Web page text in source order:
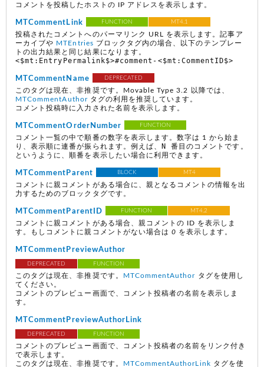
コメントを投稿したホストの IP アドレスを表示します。
MTCommentLink FUNCTION MT4.1
投稿されたコメントへのパーマリンク URL を表示します。記事ア
ーカイブや MTEntries ブロックタグ内の場合、以下のテンプレー
トの出力結果と同じ結果になります。
<$mt:EntryPermalink$>#comment-<$mt:CommentID$>
MTCommentName DEPRECATED
このタグは現在、非推奨です。Movable Type 3.2 以降では、
MTCommentAuthorタグの利用を推奨しています。
コメント投稿時に入力された名前を表示します。
MTCommentOrderNumber FUNCTION
コメント一覧の中で順番の数字を表示します。数字は 1 から始ま
り、表示順に連番が振られます。例えば、
N 番目のコメントです。
というように、順番を表示したい場合に利用できます。
MTCommentParent BLOCK MT4
コメントに親コメントがある場合に、親となるコメントの情報を出
力するためのブロックタグです。
MTCommentParentID FUNCTION MT4.2
コメントに親コメントがある場合、親コメントの ID を表示しま
す。もしコメントに親コメントがない場合は0 を表示します。
MTCommentPreviewAuthor
DEPRECATED FUNCTION
このタグは現在、非推奨です。 MTCommentAuthor タグを使用し
てください。
コメントのプレビュー画面で、コメント投稿者の名前を表示しま
す。
MTCommentPreviewAuthorLink
DEPRECATED FUNCTION
コメントのプレビュー画面で、コメント投稿者の名前をリンク付き
で表示します。
このタグは現在、非推奨です。
MTCommentAuthorLink タグを使